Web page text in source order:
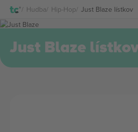
Hudba Hip-Hop Just Blaze lístkov
Just Blaze